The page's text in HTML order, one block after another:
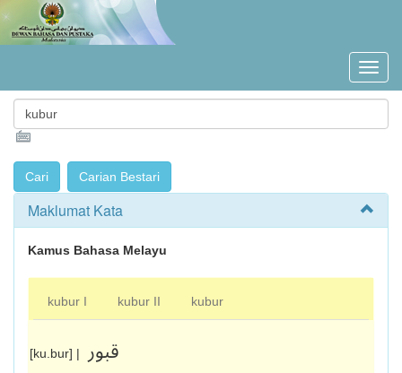
Maklumat Kata
Kamus Bahasa Melayu
kubur I kubur II kubur
[ku.bur] | قبور